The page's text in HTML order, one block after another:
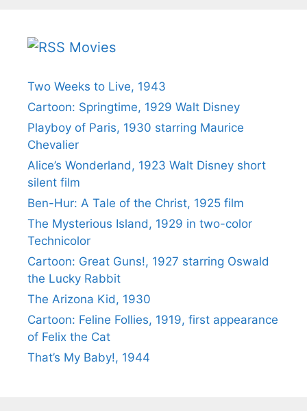
Movies
Two Weeks to Live, 1943
Cartoon: Springtime, 1929 Walt Disney
Playboy of Paris, 1930 starring Maurice
Chevalier
Alice’s Wonderland, 1923 Walt Disney short
silent film
Ben-Hur: A Tale of the Christ, 1925 film
The Mysterious Island, 1929 in two-color
Technicolor
Cartoon: Great Guns!, 1927 starring Oswald
the Lucky Rabbit
The Arizona Kid, 1930
Cartoon: Feline Follies, 1919, first appearance
of Felix the Cat
That’s My Baby!, 1944